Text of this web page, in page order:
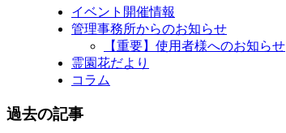
イベント開催情報
管理事務所からのお知らせ
【重要】使用者様へのお知らせ
霊園花だより
コラム
過去の記事